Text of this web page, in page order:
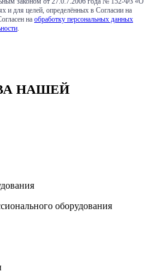
и для целей, определённых в Согласии на
на обработку персональных данных
НАШЕЙ